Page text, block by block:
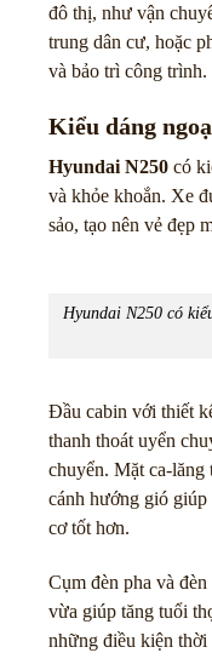
đô thị, như vận
trung dân cư, hoặc
và bảo trì công trình.
Kiểu dáng
Hyundai N250 có
và khỏe khoắn. Xe
sảo, tạo nên vẻ đẹp
Hyundai N250 có
Đầu cabin với thiết
thanh thoát uyển
chuyển. Mặt ca-lăng
cánh hướng gió
cơ tốt hơn.
Cụm đèn pha và
vừa giúp tăng tuổi
những điều kiện thời